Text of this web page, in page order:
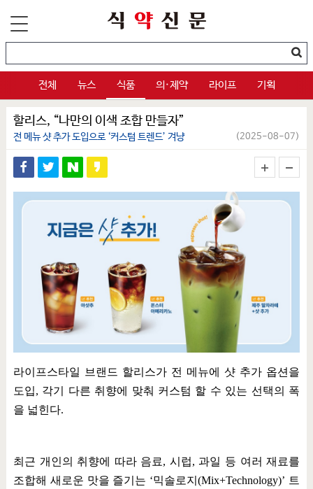
전체 뉴스 식품 의·제약 라이프 기획
할리스, “나만의 이색 조합 만들자”
전 메뉴 샷 추가 도입으로 ‘커스텀 트렌드’ 겨냥 (2025-08-07)
라이프스타일 브랜드 할리스가 전 메뉴에 샷 추가 옵션을
도입, 각기 다른 취향에 맞춰 커스텀 할 수 있는 선택의 폭
을 넓힌다.
최근 개인의 취향에 따라 음료, 시럽,과일 등 여러 재료를
조합해 새로운 맛을 즐기는 ‘믹솔로지(Mix+Technology)’ 트